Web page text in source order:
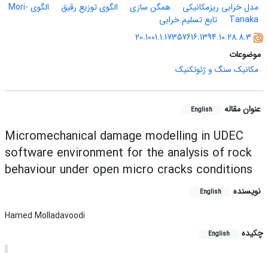
مدل خرابی ریزمکانیکی
همگن سازی الگوی توزیع رقیق
الگوی Mori-
Tanaka
تابع تسلیم خرابی
20.1001.1.17357616.1394.10.28.8.3
موضوعات
مکانیک سنگ و ژئوتکنیک
عنوان مقاله English
Micromechanical damage modelling in UDEC
software environment for the analysis of rock
behaviour under open micro cracks conditions
نویسنده English
Hamed Molladavoodi
چکیده
English